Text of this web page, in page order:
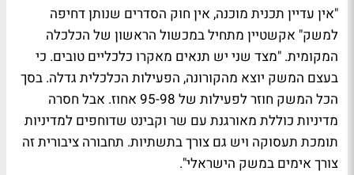
"אין עדיין תכנית מוכנה, אין חוק הסדרים שנותן דחיפה
למשק" אקשטיין מתחיל במכשול הראשון של הכלכלה
המקומית. "מצד שני יש תנאים מאקרו כלכליים טובים. כי
בעצם המשק יוצא מהקורונה, הפעילות הכלכלית גדלה. בסך
הכל המשק חוזר לפעילות של 95-98 אחוז. אבל חסרה
מדיניות כוללת מאורגנת עם שר וקבינט שדוחפים למדיניות
תומכת תעסוקה ויש גם צורך בתשתיות. תחבורה ציבורית זה
צורך אימים במשק הישראלי".